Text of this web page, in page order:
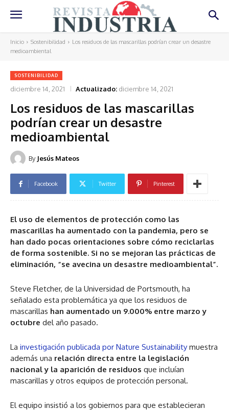
Inicio Sostenibilidad
Los residuos de las mascarillas podrían crear un desastre
medioambiental
SOSTENIBILIDAD
diciembre 14, 2021 Actualizado: diciembre 14, 2021
Los residuos de las mascarillas
podrían crear un desastre
medioambiental
By Jesús Mateos
Facebook Twitter Pinterest
El uso de elementos de protección como las
mascarillas ha aumentado con la pandemia, pero se
han dado pocas orientaciones sobre cómo reciclarlas
de forma sostenible. Si no se mejoran las prácticas de
eliminación, “se avecina un desastre medioambiental”.
Steve Fletcher, de la Universidad de Portsmouth, ha
señalado esta problemática ya que los residuos de
mascarillas han aumentado un 9.000% entre marzo y
octubre del año pasado.
La investigación publicada por Nature Sustainability muestra
además una relación directa entre la legislación
nacional y la aparición de residuos que incluían
mascarillas y otros equipos de protección personal.
El equipo insistió a los gobiernos para que establecieran